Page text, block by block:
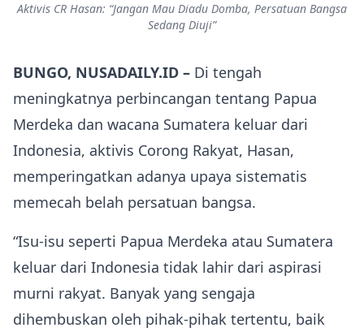
Aktivis CR Hasan: “Jangan Mau Diadu Domba, Persatuan Bangsa
Sedang Diuji”
BUNGO, NUSADAILY.ID – Di tengah
meningkatnya perbincangan tentang Papua
Merdeka dan wacana Sumatera keluar dari
Indonesia, aktivis Corong Rakyat, Hasan,
memperingatkan adanya upaya sistematis
memecah belah persatuan bangsa.
“Isu-isu seperti Papua Merdeka atau Sumatera
keluar dari Indonesia tidak lahir dari aspirasi
murni rakyat. Banyak yang sengaja
dihembuskan oleh pihak-pihak tertentu, baik